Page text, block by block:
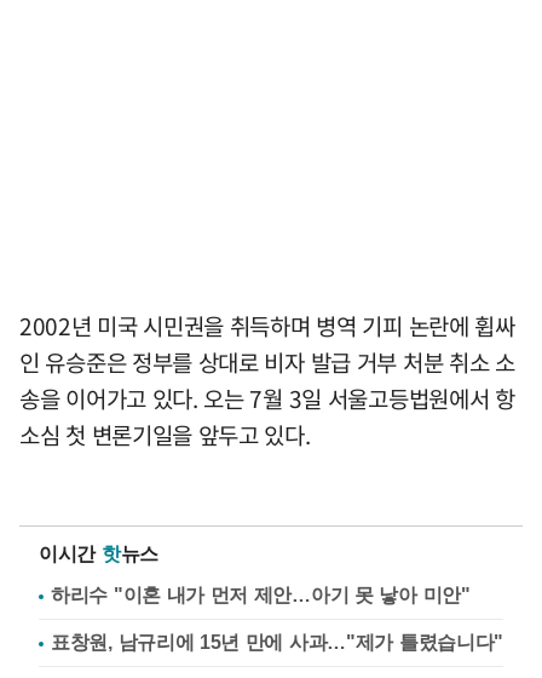
2002년 미국 시민권을 취득하며 병역 기피 논란에 휩싸
인 유승준은 정부를 상대로 비자 발급 거부 처분 취소 소
송을 이어가고 있다. 오는 7월 3일 서울고등법원에서 항
소심 첫 변론기일을 앞두고 있다.
이시간 핫뉴스
하리수 "이혼 내가 먼저 제안…아기 못 낳아 미안"
표창원, 남규리에 15년 만에 사과…"제가 틀렸습니다"